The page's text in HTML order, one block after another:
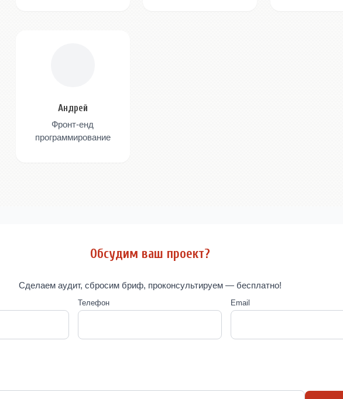
Андрей
Фронт-енд
программирование
Обсудим ваш проект?
Сделаем аудит, сбросим бриф, проконсультируем — бесплатно!
Телефон Email